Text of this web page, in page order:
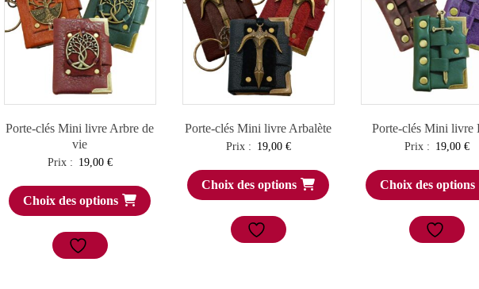
Porte-clés Mini livre Arbre de
vie
Prix : 19,00 €
Choix des options
Porte-clés Mini livre Arbalète
Prix : 19,00 €
Choix des options
Porte-clés Mini livre
Prix : 19,00 €
Choix des options